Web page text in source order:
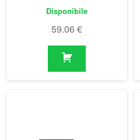
Disponibile
59.06 €